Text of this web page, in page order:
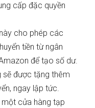
cấp đặc quyền
cho phép các
tiền từ ngân
để tạo số dư.
sẽ được tặng thêm
ngay lập tức.
cửa hàng tạp